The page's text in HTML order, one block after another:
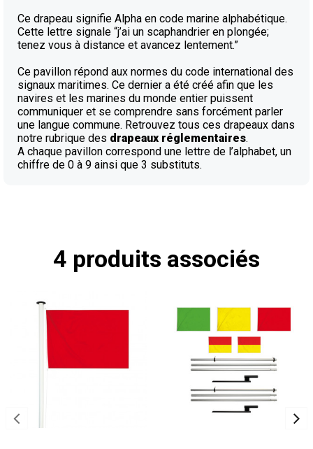
Ce drapeau signifie Alpha en code marine alphabétique.
Cette lettre signale “j’ai un scaphandrier en plongée;
tenez vous à distance et avancez lentement.”
Ce pavillon répond aux normes du code international des
signaux maritimes. Ce dernier a été créé afin que les
navires et les marines du monde entier puissent
communiquer et se comprendre sans forcément parler
une langue commune. Retrouvez tous ces drapeaux dans
notre rubrique des drapeaux réglementaires.
A chaque pavillon correspond une lettre de l’alphabet, un
chiffre de 0 à 9 ainsi que 3 substituts.
4 produits associés